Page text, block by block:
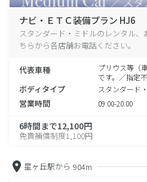
ナビ・ＥＴＣ装備プラン HJ6
スタンダード・ミドルのレンタル
ちらから各店舗お電話ください。
代表車種
プリウス等（
です。／指定不
ボディタイプ スタンダード
営業時間 09:00-20:00
6時間まで12,100円
免責補償制度1,100円
星ヶ丘駅から 904m